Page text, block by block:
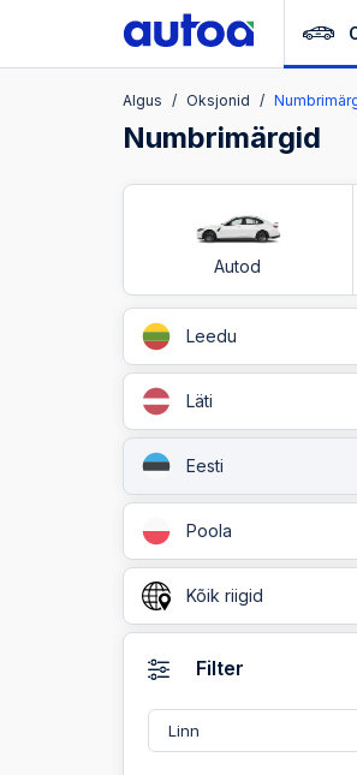
Algus Oksjonid
Numbrimärgid
Autod
Leedu
Läti
Eesti
Poola
Kõik riigid
Filter